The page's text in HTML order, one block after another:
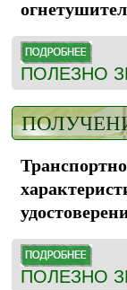
ПОЛЕЗНО
ПОЛЕЗНО